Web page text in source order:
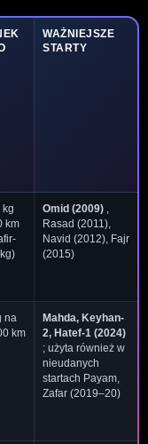
WAŻNIEJSZE
STARTY
kg
km
Omid (2009)
Rasad (2011),
Navid (2012), Fajr
(2015)
na
km
Mahda, Keyhan-
2, Hatef-1 (2024)
; użyta również w
nieudanych
startach Payam,
Zafar (2019–20)